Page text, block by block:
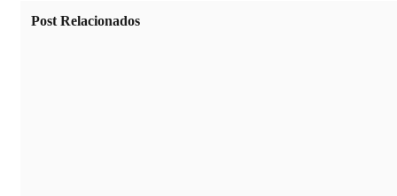
Post Relacionados